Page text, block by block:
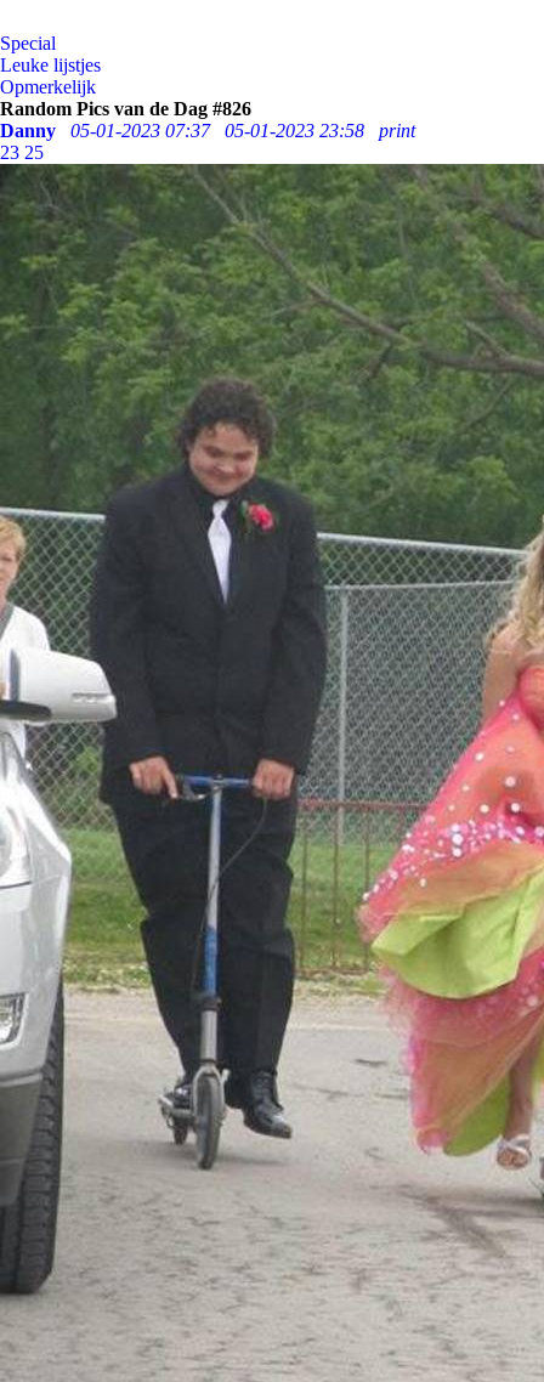
Special
Leuke lijstjes
Opmerkelijk
Random Pics van de Dag #826
Danny
05-01-2023 07:37 05-01-2023 23:58
print
23 25